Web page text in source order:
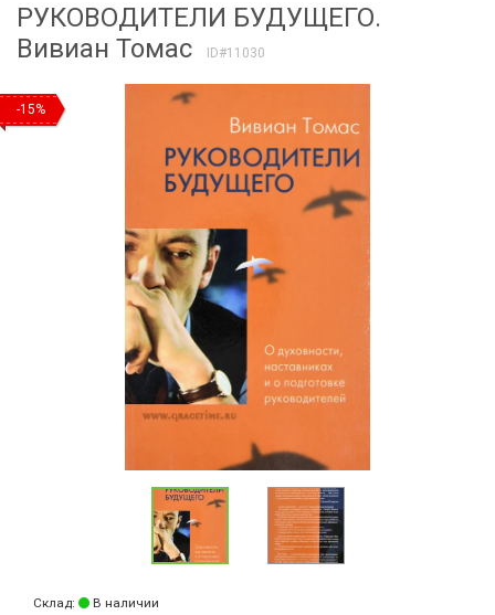
РУКОВОДИТЕЛИ БУДУЩЕГО.
Вивиан Томас
ID#11030
-15%
Склад: В наличии